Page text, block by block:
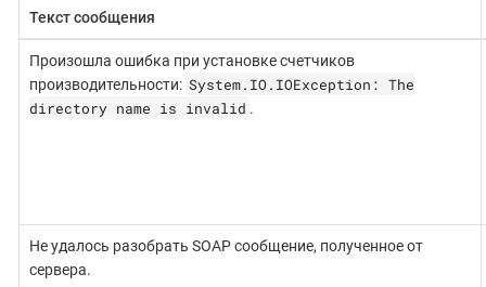
Текст сообщения
Произошла ошибка при установке счетчиков
производительности: System.IO.IOException: The
directory name is invalid .
Не удалось разобрать SOAP сообщение, полученное от
сервера.